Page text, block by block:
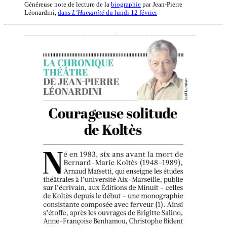
Généreuse note de lecture de la biographie par Jean-Pierre
Léonardini, dans L’Humanité du lundi 12 février